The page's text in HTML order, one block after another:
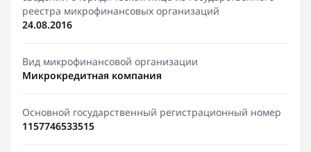
реестра микрофинансовых организаций
24.08.2016
Вид микрофинансовой организации
Микрокредитная компания
Основной государственный регистрационный номер
1157746533515